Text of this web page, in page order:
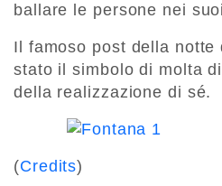
ballare le persone nei
Il famoso post della notte
stato il simbolo di molta
della realizzazione di sé.
(Credits)